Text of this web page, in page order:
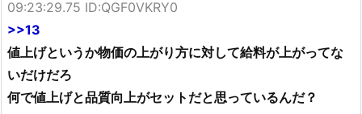
09:23:29.75 ID:QGF0VKRY0
>>13
値上げというか物価の上がり方に対して給料が上がってな
いだけだろ
何で値上げと品質向上がセットだと思っているんだ？